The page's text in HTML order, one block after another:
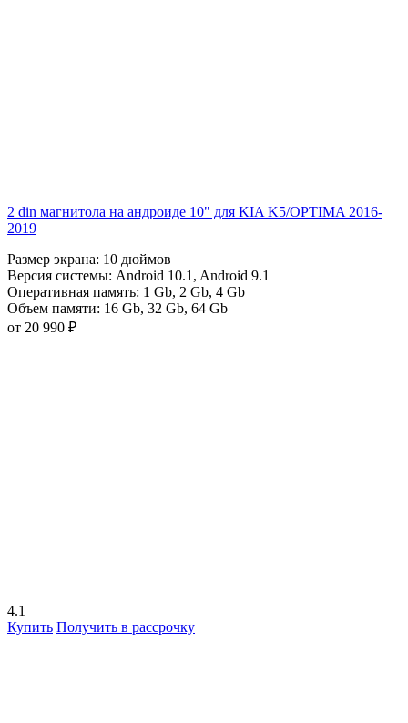
2 din магнитола на андроиде 10" для KIA K5/OPTIMA 2016-
2019
Размер экрана: 10 дюймов
Версия системы: Android 10.1 , Android 9.1
Оперативная память: 1 Gb, 2 Gb, 4 Gb
Объем памяти: 16 Gb, 32 Gb, 64 Gb
от 20 990 ₽
4.1
Купить Получить в рассрочку